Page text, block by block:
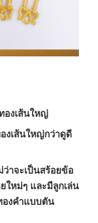
องเส้นใหญ่
งเส้นใหญ่กว่าดูดี
าจะเป็นสร้อยข้อ
ใหม่ๆ และมีลูกเล่น
องคำแบบตัน